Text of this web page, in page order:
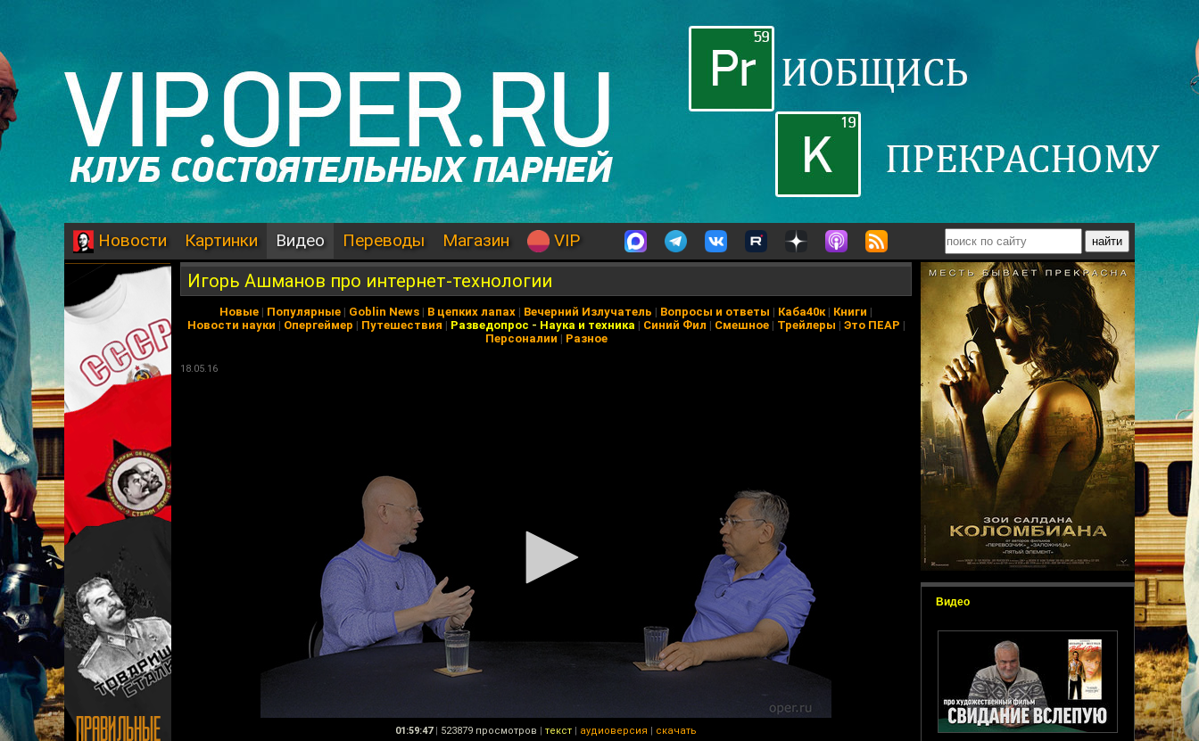
Новости Картинки Видео Переводы Магазин VIP
Видео
Игорь Ашманов про интернет-технологии
Новые | Популярные | Goblin News | В цепких лапах | Вечерний Излучатель | Вопросы и ответы | Каба40к| Книги |
Новости науки | Опергеймер | Путешествия | Разведопрос - Наука и техника | Синий Фил | Смешное| Трейлеры | Это ПЕАР |
Персоналии | Разное
18.05.16
01:59:47 | 523879 просмотров | текст | аудиоверсия | скачать